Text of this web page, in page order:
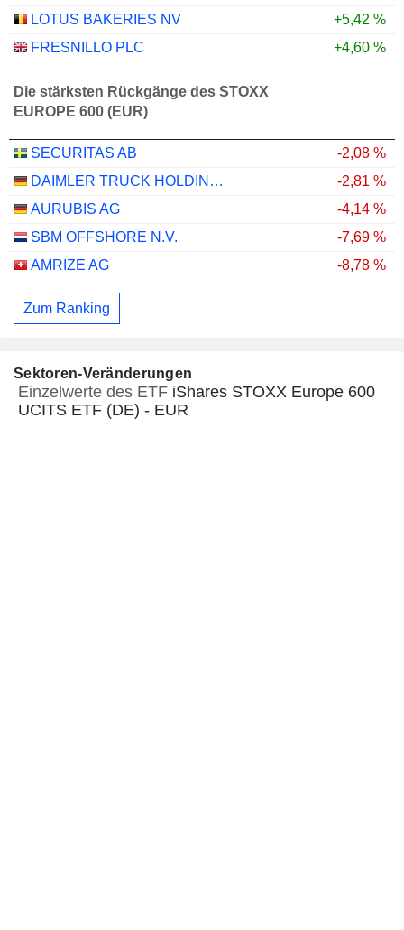
LOTUS BAKERIES NV
+5,42 %
FRESNILLO PLC
+4,60 %
Die stärksten Rückgänge des STOXX
EUROPE 600 (EUR)
SECURITAS AB
-2,08 %
DAIMLER TRUCK HOLDING AG
-2,81 %
AURUBIS AG
-4,14 %
SBM OFFSHORE N.V.
-7,69 %
AMRIZE AG
-8,78 %
Zum Ranking
Sektoren-Veränderungen
Einzelwerte des ETF iShares STOXX Europe 600
UCITS ETF (DE) - EUR